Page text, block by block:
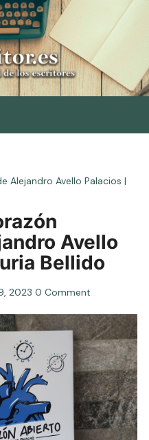
Alejandro Avello Palacios |
Avello
Bellido
2023 0 Comment